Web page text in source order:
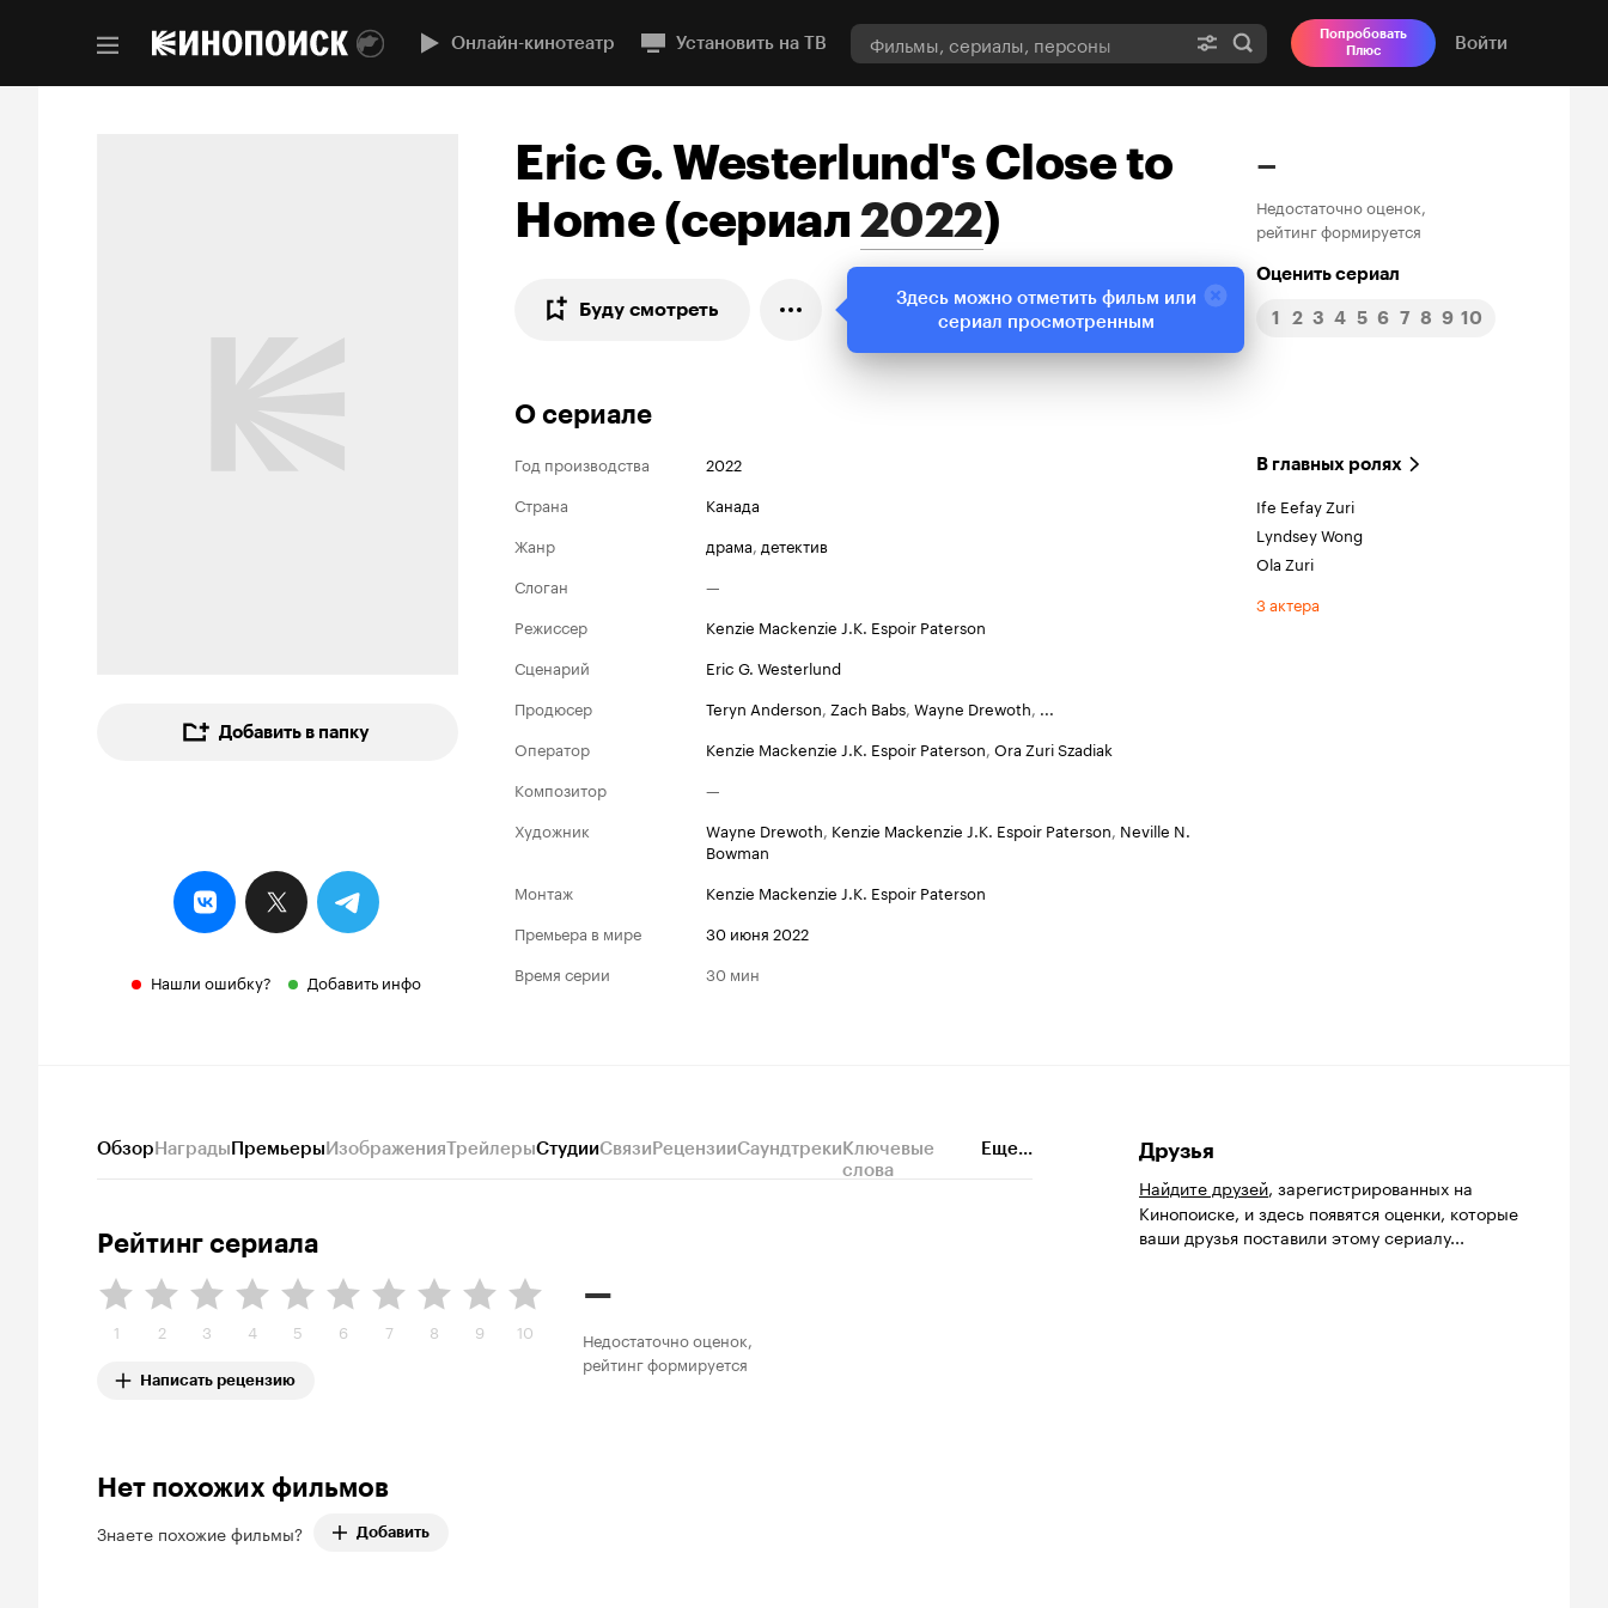
Онлайн-кинотеатр Установить на ТВ
Попробовать
Плюс
Войти
Добавить в папку
Нашли ошибку? Добавить инфо
Eric G. Westerlund's Close to
Home(сериал2022)
Буду смотреть
–
Недостаточно оценок,
рейтинг формируется
Оценить сериал
1 2 3 4 5 6 7 8 9 10
О сериале
Год производства
2022
Страна
Канада
Жанр
драма, детектив
Слоган
—
Режиссер
Kenzie Mackenzie J.K. Espoir Paterson
Сценарий
Eric G. Westerlund
Продюсер
Teryn Anderson, Zach Babs, Wayne Drewoth, ...
Оператор
Kenzie Mackenzie J.K. Espoir Paterson, Ora Zuri Szadiak
Композитор
—
Художник
Wayne Drewoth, Kenzie Mackenzie J.K. Espoir Paterson, Neville N.
Bowman
Монтаж
Kenzie Mackenzie J.K. Espoir Paterson
Премьера в мире
30 июня 2022
Время серии
30 мин
В главных ролях
Ife Eefay Zuri
Lyndsey Wong
Ola Zuri
3 актера
ОбзорНаградыПремьерыИзображенияТрейлерыСтудииСвязиРецензииСаундтрекиКлючевые
слова
Еще...
Рейтинг сериала
1 2 3 4 5 6 7 8 9 10
Написать рецензию
–
Недостаточно оценок,
рейтинг формируется
Нет похожих фильмов
Знаете похожие фильмы? Добавить
Друзья
Найдите друзей, зарегистрированных на
Кинопоиске, и здесь появятся оценки, которые
ваши друзья поставили этому сериалу...
Здесь можно отметить фильм или
сериал просмотренным